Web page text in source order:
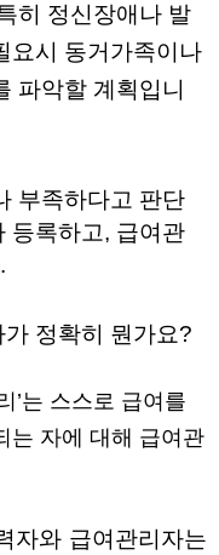
히 정신장애나 발
요시 동거가족이나
파악할 계획입니
부족하다고 판단
등록하고, 급여관
.
정확히 뭔가요?
’는 스스로 급여를
는 자에 대해 급여관
자와 급여관리자는